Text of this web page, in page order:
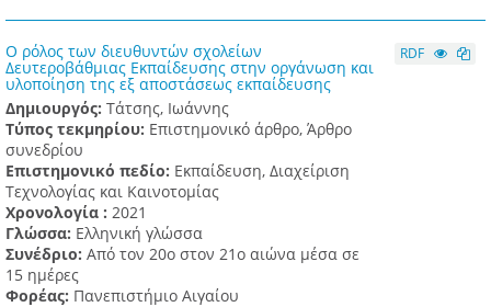
Ο ρόλος των διευθυντών σχολείων
Δευτεροβάθμιας Εκπαίδευσης στην οργάνωση και
υλοποίηση της εξ αποστάσεως εκπαίδευσης
Δημιουργός: Τάτσης, Ιωάννης
Τύπος τεκμηρίου: Επιστημονικό άρθρο, Άρθρο
συνεδρίου
Επιστημονικό πεδίο: Εκπαίδευση, Διαχείριση
Τεχνολογίας και Καινοτομίας
Χρονολογία : 2021
Γλώσσα: Ελληνική γλώσσα
Συνέδριο: Από τον 20ο στον 21ο αιώνα μέσα σε
15 ημέρες
Φορέας: Πανεπιστήμιο Αιγαίου
RDF